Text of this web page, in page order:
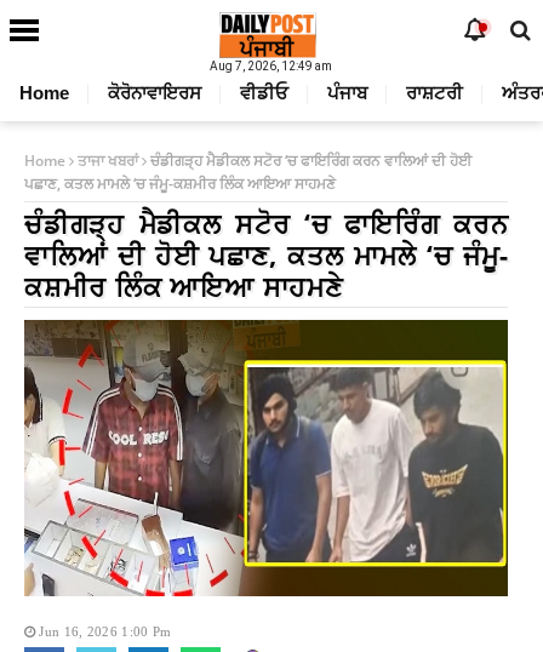
Aug 7, 2026, 12:49 am
Home ਕੋਰੋਨਾਵਾਇਰਸ ਵੀਡੀਓ ਪੰਜਾਬ ਰਾਸ਼ਟਰੀ
Home ਤਾਜਾ ਖਬਰਾਂ ਚੰਡੀਗੜ੍ਹ ਮੈਡੀਕਲ ਸਟੋਰ ‘ਚ ਫਾਇਰਿੰਗ ਕਰਨ ਵਾਲਿਆਂ ਦੀ ਹੋਈ
ਪਛਾਣ, ਕਤਲ ਮਾਮਲੇ ‘ਚ ਜੰਮੂ-ਕਸ਼ਮੀਰ ਲਿੰਕ ਆਇਆ ਸਾਹਮਣੇ
ਚੰਡੀਗੜ੍ਹ ਮੈਡੀਕਲ ਸਟੋਰ ‘ਚ ਫਾਇਰਿੰਗ ਕਰਨ
ਵਾਲਿਆਂ ਦੀ ਹੋਈ ਪਛਾਣ, ਕਤਲ ਮਾਮਲੇ ‘ਚ ਜੰਮੂ-
ਕਸ਼ਮੀਰ ਲਿੰਕ ਆਇਆ ਸਾਹਮਣੇ
Jun 16, 2026 1:00 Pm